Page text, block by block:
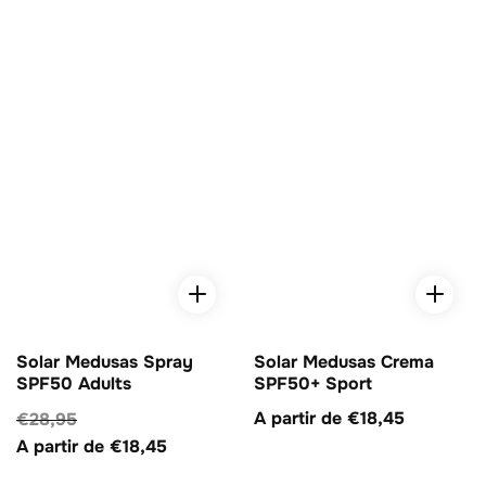
Solar Medusas Spray
SPF50 Adults
Precio
habitual
€28,95
de
A partir de €18,45
Solar Medusas Crema
SPF50+ Sport
Precio
A partir de €18,45